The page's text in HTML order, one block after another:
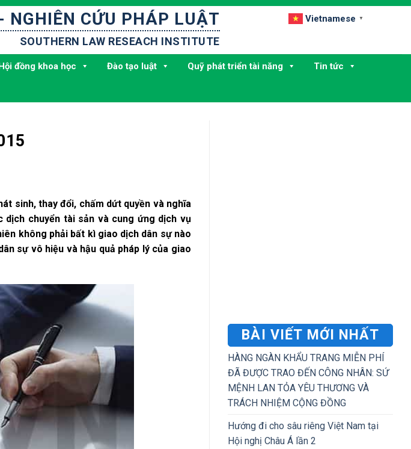
NGHIÊN CỨU PHÁP LUẬT
SOUTHERN LAW RESEACH INSTITUTE
Vietnamese ▼
đồng khoa học Đào tạo luật Quỹ phát triển tài năng Tin tức
sinh, thay đổi, chấm dứt quyền và nghĩa
chuyển tài sản và cung ứng dịch vụ
không phải bất kì giao dịch dân sự nào
sự vô hiệu và hậu quả pháp lý của giao
BÀI VIẾT MỚI NHẤT
HÀNG NGÀN KHẨU TRANG MIỄN PHÍ
ĐÃ ĐƯỢC TRAO ĐẾN CÔNG NHÂN: SỨ
MỆNH LAN TỎA YÊU THƯƠNG VÀ
TRÁCH NHIỆM CỘNG ĐỒNG
Hướng đi cho sâu riêng Việt Nam tại
Hội nghị Châu Á lần 2